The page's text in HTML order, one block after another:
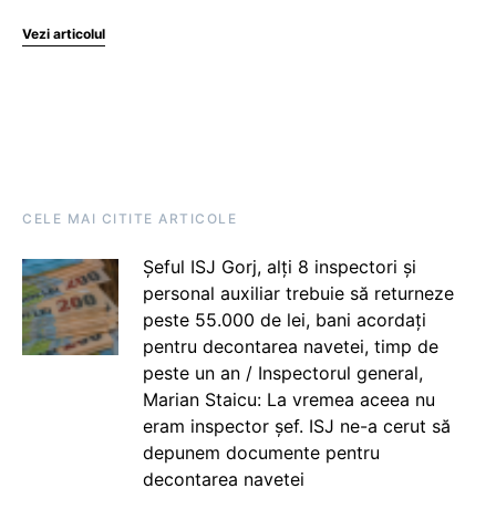
Vezi articolul
CELE MAI CITITE ARTICOLE
Șeful ISJ Gorj, alți 8 inspectori și
personal auxiliar trebuie să returneze
peste 55.000 de lei, bani acordați
pentru decontarea navetei, timp de
peste un an / Inspectorul general,
Marian Staicu: La vremea aceea nu
eram inspector șef. ISJ ne-a cerut să
depunem documente pentru
decontarea navetei